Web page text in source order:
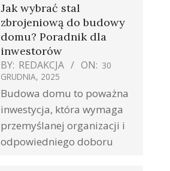
Jak wybrać stal
zbrojeniową do budowy
domu? Poradnik dla
inwestorów
BY: REDAKCJA ON: 30
GRUDNIA, 2025
Budowa domu to poważna
inwestycja, która wymaga
przemyślanej organizacji i
odpowiedniego doboru